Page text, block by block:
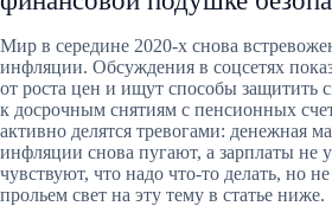
Мир в середине 2020-х снова
инфляции. Обсуждения в соцсетях
от роста цен и ищут способы защитить
к досрочным снятиям с пенсионных
активно делятся тревогами: денежная
инфляции снова пугают, а зарплаты не
чувствуют, что надо что-то делать, но
прольем свет на эту тему в статье ниже.